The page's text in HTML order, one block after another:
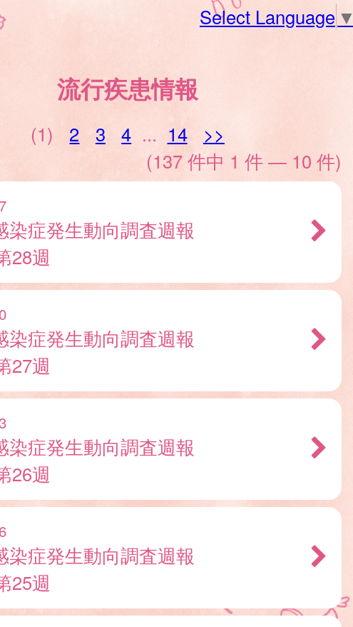
Select Language ▼
流行疾患情報
(1) 2 3 4 ... 14
>>
(137 件中 1 件 — 10 件)
染症発生動向調査週報
28週
染症発生動向調査週報
27週
染症発生動向調査週報
26週
染症発生動向調査週報
25週